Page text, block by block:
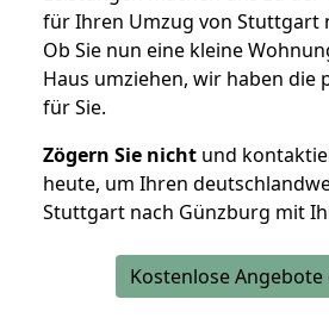
für Ihren Umzug von Stuttgart
Ob Sie nun eine kleine
Haus umziehen, wir haben die
für Sie.
Zögern Sie nicht und
heute, um Ihren
Stuttgart nach Günzburg mit
Kostenlose